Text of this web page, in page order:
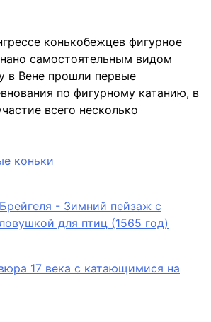
конькобежцев фигурное
самостоятельным видом
в Вене прошли первые
по фигурному катанию, в
всего несколько